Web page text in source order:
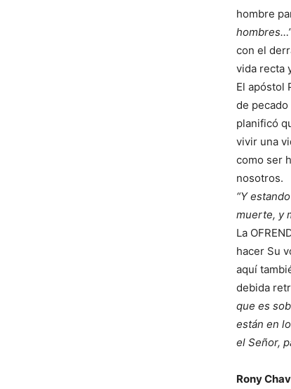
hombre
con el
vida recta
El apóstol
de
planificó
vivir una
como ser
nosotros.
“Y
muerte, y
La
hacer Su
aquí
debida
que es
están en
el Señor,
Rony